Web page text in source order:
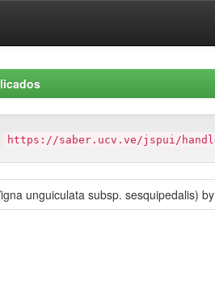
https://saber.ucv.ve/jspui/
unguiculata subsp. sesquipedalis)